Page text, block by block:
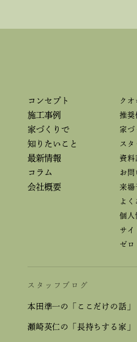
コンセプト
施工事例
家づくりで
知りたいこと
最新情報
コラム
会社概要
クオ
推奨
家づ
スタ
資料
お問
来場
よく
個人
サイ
ゼロ
スタッフブログ
本田準一の「ここだけの話」
瀬崎英仁の「長持ちする家」